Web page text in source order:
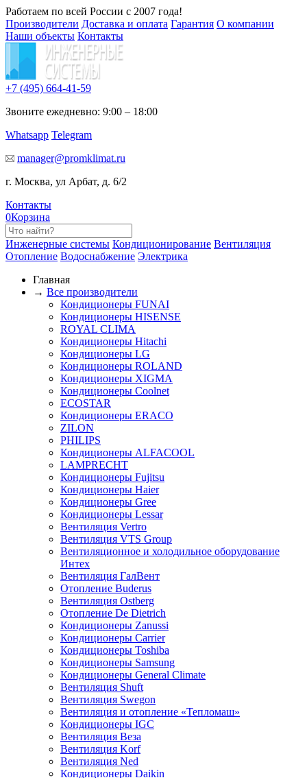
Работаем по всей России с 2007 года!
Производители Доставка и оплата Гарантия О компании
Наши объекты Контакты
+7 (495) 664-41-59
Звоните ежедневно: 9:00 – 18:00
Whatsapp Telegram
manager@promklimat.ru
г. Москва, ул Арбат, д. 6/2
Контакты
0Корзина
Инженерные системы Кондиционирование Вентиляция
Отопление Водоснабжение Электрика
Главная
→ Все производители
Кондиционеры FUNAI
Кондиционеры HISENSE
ROYAL CLIMA
Кондиционеры Hitachi
Кондиционеры LG
Кондиционеры ROLAND
Кондиционеры XIGMA
Кондиционеры Coolnet
ECOSTAR
Кондиционеры ERACO
ZILON
PHILIPS
Кондиционеры ALFACOOL
LAMPRECHT
Кондиционеры Fujitsu
Кондиционеры Haier
Кондиционеры Gree
Кондиционеры Lessar
Вентиляция Vertro
Вентиляция VTS Group
Вентиляционное и холодильное оборудование
Интех
Вентиляция ГалВент
Отопление Buderus
Вентиляция Ostberg
Отопление De Dietrich
Кондиционеры Zanussi
Кондиционеры Carrier
Кондиционеры Toshiba
Кондиционеры Samsung
Кондиционеры General Climate
Вентиляция Shuft
Вентиляция Swegon
Вентиляция и отопление «Тепломаш»
Кондиционеры IGC
Вентиляция Веза
Вентиляция Korf
Вентиляция Ned
Кондиционеры Daikin